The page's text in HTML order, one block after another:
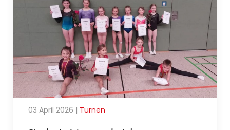
03 April 2026 | Turnen